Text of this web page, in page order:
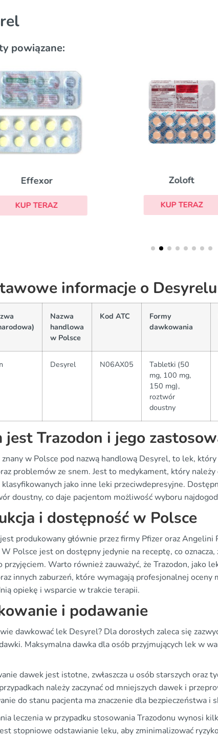
powiązane:
Effexor
KUP TERAZ
Zoloft
KUP TERAZ
informacje o Desyrelu
Nazwa
handlowa
w Polsce
Kod ATC
Formy
dawkowania
Desyrel N06AX05
Tabletki (50
mg, 100 mg,
150 mg),
roztwór
doustny
jest Trazodon i jego
znany w Polsce pod nazwą handlową Desyrel, to lek,
problemów ze snem. Jest to medykament, który należy
jako inne leki przeciwdepresyjne.
doustny, co daje pacjentom możliwość wyboru
i dostępność w Polsce
produkowany głównie przez firmy Pfizer oraz Angelini
Polsce jest on dostępny jedynie na receptę, co
przyjęciem. Warto również zauważyć, że Trazodon, jako
innych zaburzeń, które wymagają profesjonalnej oceny
opiekę i wsparcie w trakcie terapii.
i podawanie
dawkować lek Desyrel? Dla dorosłych zaleca się
Maksymalna dawka dla osób przyjmujących lek w
dawek jest istotne, zwłaszcza u osób starszych oraz
należy zaczynać od mniejszych dawek i
do stanu pacjenta ma znaczenie dla bezpieczeństwa i
leczenia w przypadku stosowania Trazodonu wynosi
stopniowe odstawianie leku, aby zminimalizować